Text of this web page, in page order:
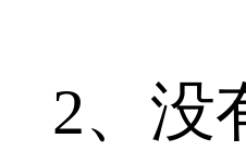
2、没